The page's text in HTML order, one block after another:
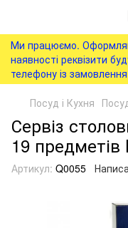
Ми працюємо.
наявності реквізити
телефону із
Посуд і Кухня
Сервіз
19 предметів
Артикул: Q0055